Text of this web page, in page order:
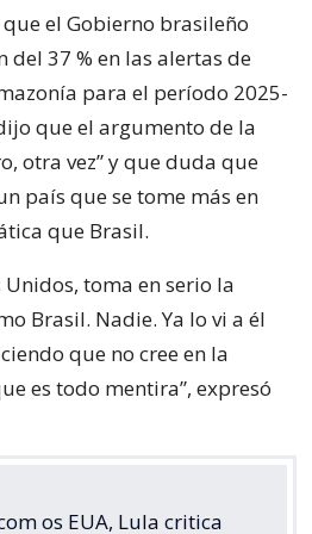
el Gobierno brasileño
del 37 % en las alertas de
para el período 2025-
que el argumento de la
otra vez” y que duda que
país que se tome más en
que Brasil.
Unidos, toma en serio la
Brasil. Nadie. Ya lo vi a él
que no cree en la
es todo mentira”, expresó
os EUA, Lula critica